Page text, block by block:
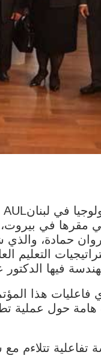
مروان حمادة،
فيها
فاعليات هذا
حول عملية